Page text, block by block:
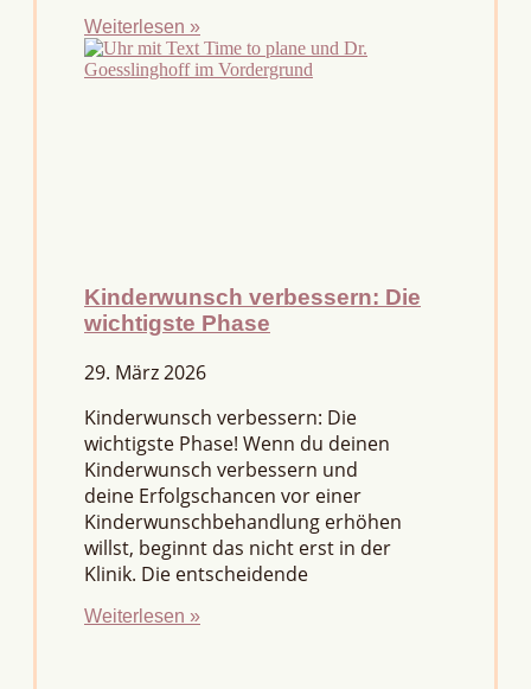
Weiterlesen »
Kinderwunsch verbessern: Die
wichtigste Phase
29. März 2026
Kinderwunsch verbessern: Die
wichtigste Phase! Wenn du deinen
Kinderwunsch verbessern und
deine Erfolgschancen vor einer
Kinderwunschbehandlung erhöhen
willst, beginnt das nicht erst in der
Klinik. Die entscheidende
Weiterlesen »